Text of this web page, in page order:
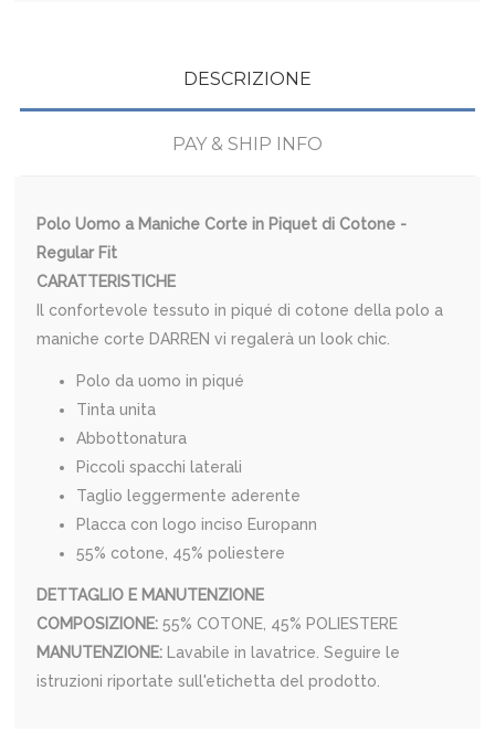
DESCRIZIONE
PAY & SHIP INFO
Polo Uomo a Maniche Corte in Piquet di Cotone -
Regular Fit
CARATTERISTICHE
Il confortevole tessuto in piqué di cotone della polo a
maniche corte DARREN vi regalerà un look chic.
Polo da uomo in piqué
Tinta unita
Abbottonatura
Piccoli spacchi laterali
Taglio leggermente aderente
Placca con logo inciso Europann
55% cotone, 45% poliestere
DETTAGLIO E MANUTENZIONE
COMPOSIZIONE:55% COTONE, 45% POLIESTERE
MANUTENZIONE:
Lavabile in lavatrice. Seguire le
istruzioni riportate sull'etichetta del prodotto.